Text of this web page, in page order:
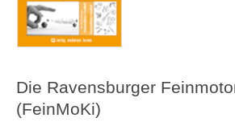
Die Ravensburger
(FeinMoKi)